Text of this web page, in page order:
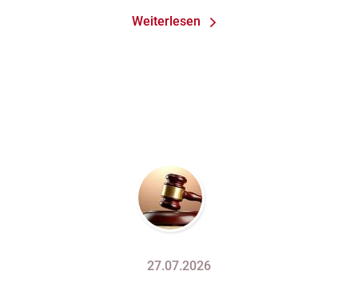
Mängel am Sondereigentum
Weiterlesen
27.07.2026